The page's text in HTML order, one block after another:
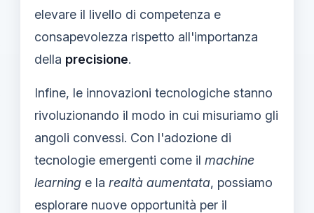
elevare il livello di competenza e
consapevolezza rispetto all'importanza
della precisione.
Infine, le innovazioni tecnologiche stanno
rivoluzionando il modo in cui misuriamo gli
angoli convessi. Con l'adozione di
tecnologie emergenti come il machine
learning e la realtà aumentata, possiamo
esplorare nuove opportunità per il